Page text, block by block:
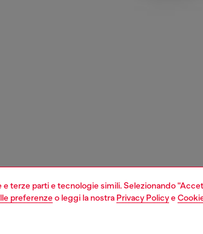
terze parti e tecnologie simili. Selezionando
preferenzeo leggi la nostra Privacy Policye